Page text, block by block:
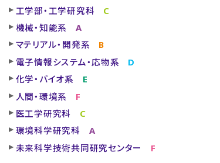
工学部・工学研究科
C
機械・知能系
A
マテリアル・開発系
B
電子情報システム・応物系
D
化学・バイオ系
E
人間・環境系
F
医工学研究科
C
環境科学研究科
A
未来科学技術共同研究センター
F